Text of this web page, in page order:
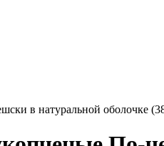
в натуральной оболочке